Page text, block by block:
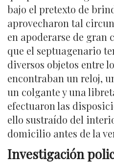
bajo el pretexto de
aprovecharon tal
en apoderarse de gran
que el septuagenario
diversos objetos entre
encontraban un reloj,
un colgante y una
efectuaron las
ello sustraído del
domicilio antes de la
Investigación